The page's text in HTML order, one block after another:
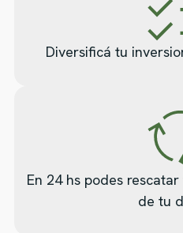
Diversificá tu
En 24 hs podes
de tu